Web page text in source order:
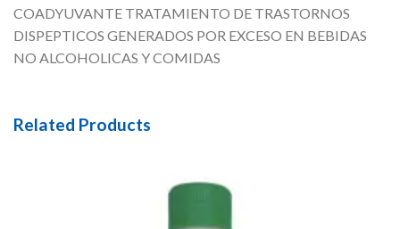
COADYUVANTE TRATAMIENTO DE TRASTORNOS
DISPEPTICOS GENERADOS POR EXCESO EN BEBIDAS
NO ALCOHOLICAS Y COMIDAS
Related Products